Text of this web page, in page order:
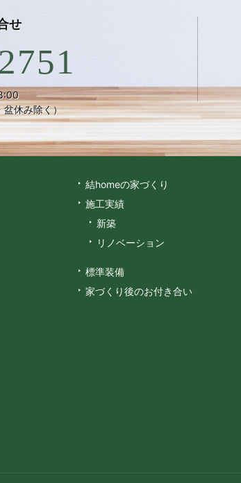
せ
休み除く）
結homeの家づくり
施工実績
新築
リノベーション
標準装備
家づくり後のお付き合い